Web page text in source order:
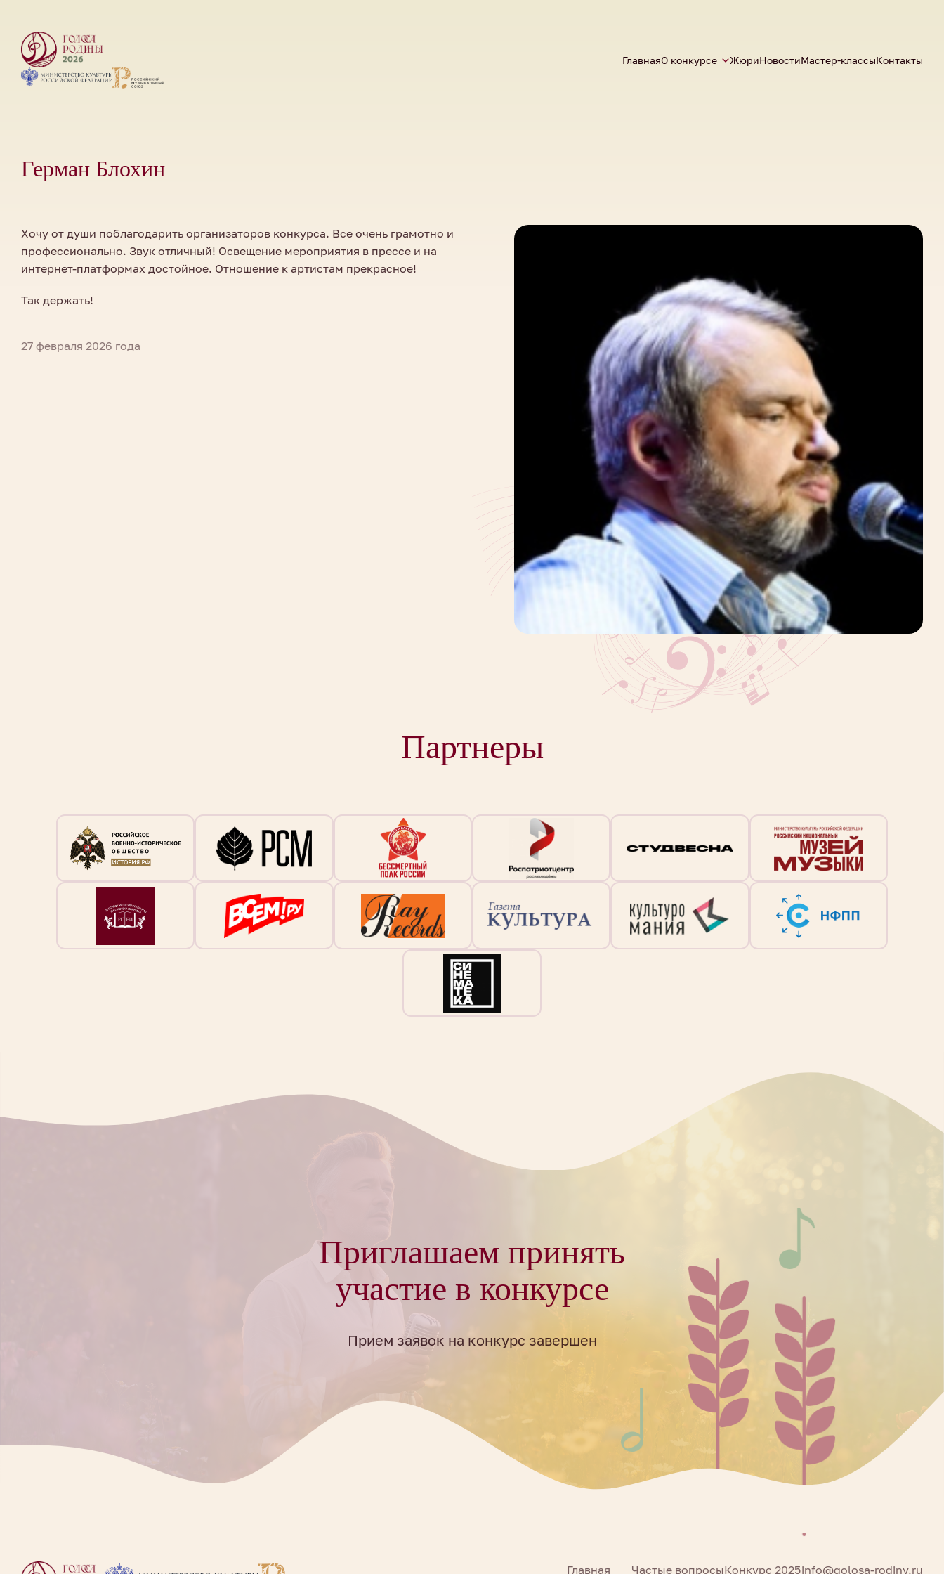
ГлавнаяО конкурсе ЖюриНовостиМастер-классыКонтакты
Герман Блохин
Хочу от души поблагодарить организаторов конкурса. Все очень грамотно и
профессионально. Звук отличный! Освещение мероприятия в прессе и на
интернет-платформах достойное. Отношение к артистам прекрасное!
Так держать!
27 февраля 2026 года
Партнеры
Приглашаем принять
участие в конкурсе
Прием заявок на конкурс завершен
Главная Частые вопросыКонкурс 2025info@golosa-rodiny.ru